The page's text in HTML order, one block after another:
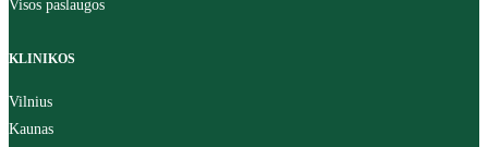
Visos paslaugos
KLINIKOS
Vilnius
Kaunas